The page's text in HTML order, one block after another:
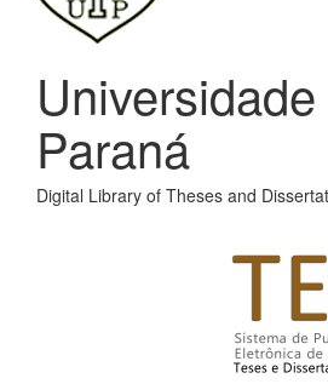
Paraná
Digital Library of Theses and